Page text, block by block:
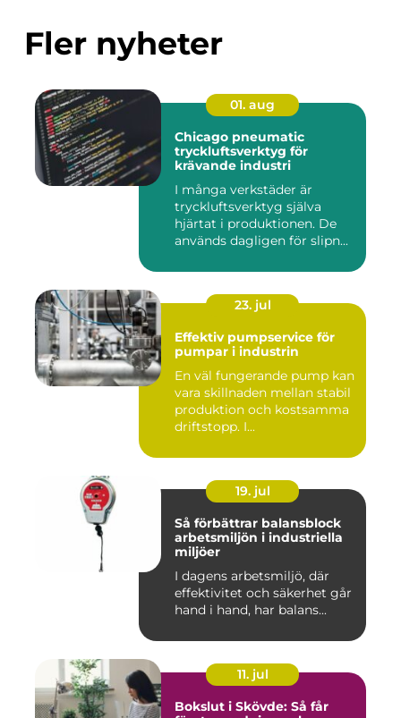
Fler nyheter
01. aug
Chicago pneumatic
tryckluftsverktyg för
krävande industri
I många verkstäder är
tryckluftsverktyg själva
hjärtat i produktionen. De
används dagligen för slipn...
23. jul
Effektiv pumpservice för
pumpar i industrin
En väl fungerande pump kan
vara skillnaden mellan stabil
produktion och kostsamma
driftstopp. I...
19. jul
Så förbättrar balansblock
arbetsmiljön i industriella
miljöer
I dagens arbetsmiljö, där
effektivitet och säkerhet går
hand i hand, har balans...
11. jul
Bokslut i Skövde: Så får